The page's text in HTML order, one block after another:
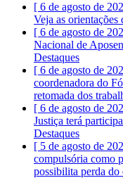
[ 6 de agosto de
Veja as orientações
[ 6 de agosto de
Nacional de
Destaques
[ 6 de agosto de
coordenadora do
retomada dos
[ 6 de agosto de
Justiça terá
Destaques
[ 5 de agosto de
compulsória como
possibilita perda do